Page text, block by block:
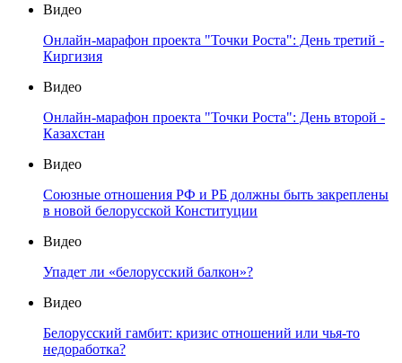
Видео
Онлайн-марафон проекта "Точки Роста": День третий -
Киргизия
Видео
Онлайн-марафон проекта "Точки Роста": День второй -
Казахстан
Видео
Союзные отношения РФ и РБ должны быть закреплены
в новой белорусской Конституции
Видео
Упадет ли «белорусский балкон»?
Видео
Белорусский гамбит: кризис отношений или чья-то
недоработка?